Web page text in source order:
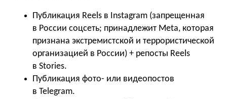
Публикация Reels в Instagram (запрещенная
в России соцсеть; принадлежит Meta, которая
признана экстремистской и террористической
организацией в России) + репосты Reels
в Stories.
Публикация фото- или видеопостов
в Telegram.